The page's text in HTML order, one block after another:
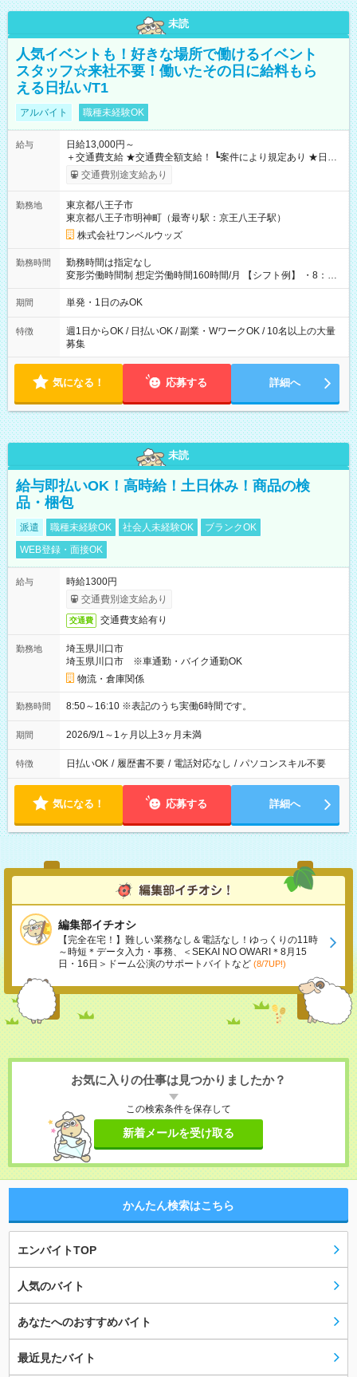
未読
人気イベントも！好きな場所で働けるイベント
スタッフ☆来社不要！働いたその日に給料もら
える日払い/T1
アルバイト 職種未経験OK
給与
日給13,000円～
＋交通費支給 ★交通費全額支給！ ┗案件により規定あり ★日払
いOK！（規定あり） ┗働いたその日に現金GET♪ お仕事後はコ
ンビニATMから 日払い分を引き落とせます！ 【試用期間】試
交通費別途支給あり
勤務地
東京都八王子市
東京都八王子市明神町（最寄り駅：京王八王子駅）
株式会社ワンベルウッズ
勤務時間
勤務時間は指定なし
変形労働時間制 想定労働時間160時間/月 【シフト例】 ・8：00
～21：00
期間 単発・1日のみOK
特徴
週1日からOK / 日払いOK / 副業・WワークOK / 10名以上の大量
募集
気になる！ 応募する 詳細へ
未読
給与即払いOK！高時給！土日休み！商品の検
品・梱包
派遣 職種未経験OK 社会人未経験OK
ブランクOK
WEB登録・面接OK
給与
時給1300円
交通費別途支給あり
交通費 交通費支給有り
勤務地
埼玉県川口市
埼玉県川口市 ※車通勤・バイク通勤OK
物流・倉庫関係
勤務時間 8:50～16:10 ※表記のうち実働6時間です。
期間 2026/9/1～1ヶ月以上3ヶ月未満
特徴 日払いOK / 履歴書不要 / 電話対応なし / パソコンスキル不要
気になる！ 応募する 詳細へ
編集部イチオシ
【完全在宅！】難しい業務なし＆電話なし！ゆっくりの11時
～時短＊データ入力・事務、＜SEKAI NO OWARI＊8月15
日・16日＞ドーム公演のサポートバイトなど (8/7UP!)
お気に入りの仕事は見つかりましたか？
この検索条件を保存して
新着メールを受け取る
かんたん検索はこちら
エンバイトTOP
人気のバイト
あなたへのおすすめバイト
最近見たバイト